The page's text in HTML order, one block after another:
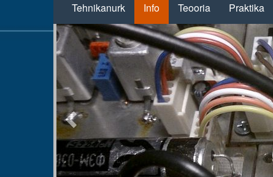
Tehnikanurk Info Teooria Praktika